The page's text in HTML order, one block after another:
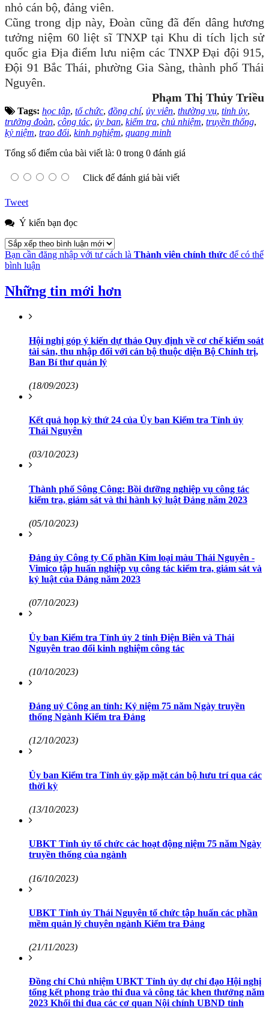
nhỏ cán bộ, đảng viên.
Cũng trong dịp này, Đoàn cũng đã đến dâng hương
tưởng niệm 60 liệt sĩ TNXP tại Khu di tích lịch sử
quốc gia Địa điểm lưu niệm các TNXP Đại đội 915,
Đội 91 Bắc Thái, phường Gia Sàng, thành phố Thái
Nguyên.
Phạm Thị Thủy Triều
Tags: học tập, tổ chức, đồng chí, ủy viên, thường vụ, tỉnh ủy,
trưởng đoàn, công tác, ủy ban, kiểm tra, chủ nhiệm, truyền thống,
kỷ niệm, trao đổi, kinh nghiệm, quang minh
Tổng số điểm của bài viết là: 0 trong 0 đánh giá
Click để đánh giá bài viết
Tweet
Ý kiến bạn đọc
Bạn cần đăng nhập với tư cách là Thành viên chính thức để có thể
bình luận
Những tin mới hơn
Hội nghị góp ý kiến dự thảo Quy định về cơ chế kiểm soát
tài sản, thu nhập đối với cán bộ thuộc diện Bộ Chính trị,
Ban Bí thư quản lý
(18/09/2023)
Kết quả họp kỳ thứ 24 của Ủy ban Kiểm tra Tỉnh ủy
Thái Nguyên
(03/10/2023)
Thành phố Sông Công: Bồi dưỡng nghiệp vụ công tác
kiểm tra, giám sát và thi hành kỷ luật Đảng năm 2023
(05/10/2023)
Đảng ủy Công ty Cổ phần Kim loại màu Thái Nguyên -
Vimico tập huấn nghiệp vụ công tác kiểm tra, giám sát và
kỷ luật của Đảng năm 2023
(07/10/2023)
Ủy ban Kiểm tra Tỉnh ủy 2 tỉnh Điện Biên và Thái
Nguyên trao đổi kinh nghiệm công tác
(10/10/2023)
Đảng uỷ Công an tỉnh: Kỷ niệm 75 năm Ngày truyền
thống Ngành Kiểm tra Đảng
(12/10/2023)
Ủy ban Kiểm tra Tỉnh ủy gặp mặt cán bộ hưu trí qua các
thời kỳ
(13/10/2023)
UBKT Tỉnh ủy tổ chức các hoạt động niệm 75 năm Ngày
truyền thống của ngành
(16/10/2023)
UBKT Tỉnh ủy Thái Nguyên tổ chức tập huấn các phần
mềm quản lý chuyên ngành Kiểm tra Đảng
(21/11/2023)
Đồng chí Chủ nhiệm UBKT Tỉnh ủy dự chỉ đạo Hội nghị
tổng kết phong trào thi đua và công tác khen thưởng năm
2023 Khối thi đua các cơ quan Nội chính UBND tỉnh